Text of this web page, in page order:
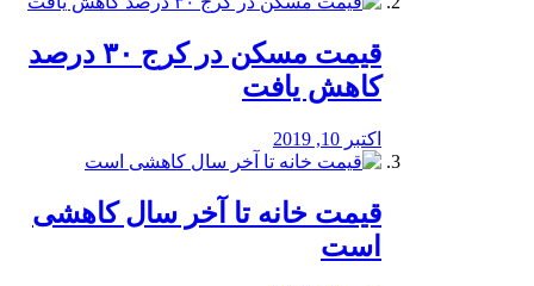
️قیمت مسکن در کرج ۳۰ درصد
کاهش یافت
اکتبر 10, 2019
قیمت خانه تا آخر سال کاهشی
است